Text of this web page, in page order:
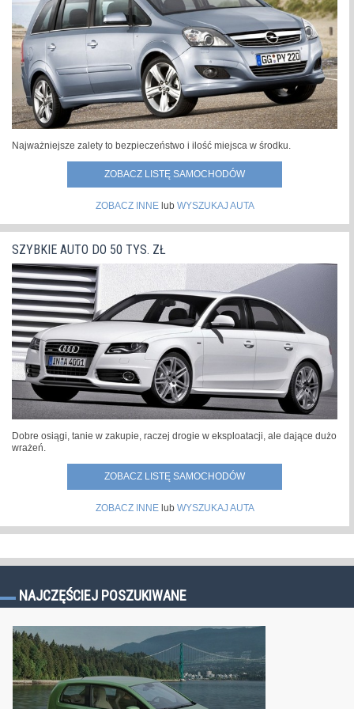
świecie.Samochód zachował pozycję lidera sprzedaży w
roku 2021 m.in. dzięki sukcesom... »
Najważniejsze zalety to bezpieczeństwo i ilość miejsca w środku.
ZOBACZ LISTĘ SAMOCHODÓW
ZOBACZ INNElub WYSZUKAJ AUTA
SZYBKIE AUTO DO 50 TYS. ZŁ
Dobre osiągi, tanie w zakupie, raczej drogie w eksploatacji, ale dające dużo
wrażeń.
ZOBACZ LISTĘ SAMOCHODÓW
ZOBACZ INNElub WYSZUKAJ AUTA
NAJCZĘŚCIEJ POSZUKIWANE